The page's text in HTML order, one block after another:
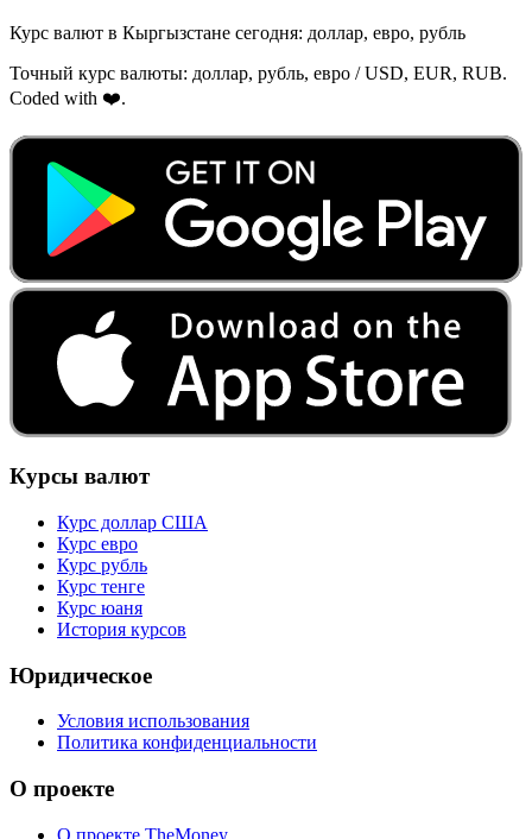
Курс валют в Кыргызстане сегодня: доллар, евро, рубль
Точный курс валюты: доллар, рубль, евро / USD, EUR, RUB.
Coded with ❤️.
Курсы валют
Курс доллар США
Курс евро
Курс рубль
Курс тенге
Курс юаня
История курсов
Юридическое
Условия использования
Политика конфиденциальности
О проекте
О проекте TheMoney